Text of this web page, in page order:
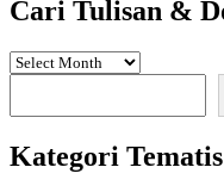
Cari Tulisan &
Kategori Tematis